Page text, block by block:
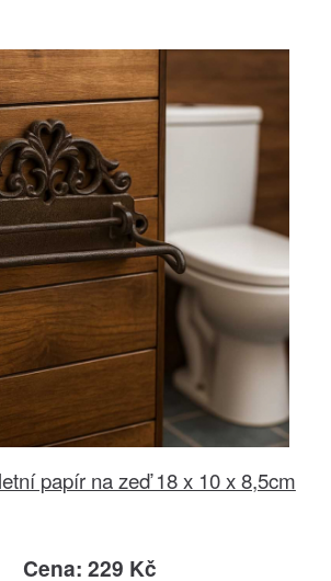
papír na zeď 18 x 10 x 8,5cm
Cena: 229 Kč